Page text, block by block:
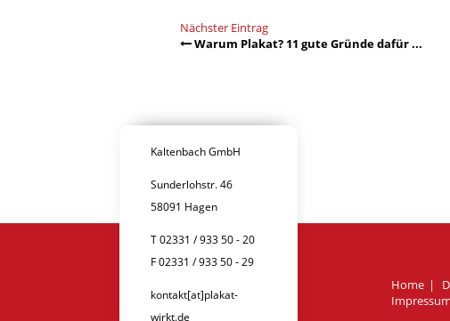
Nächster Eintrag
Warum Plakat? 11 gute Gründe dafür ...
Home
Impressum
Kaltenbach GmbH
Sunderlohstr. 46
58091 Hagen
T 02331 / 933 50 - 20
F 02331 / 933 50 - 29
kontakt[at]plakat-
wirkt.de